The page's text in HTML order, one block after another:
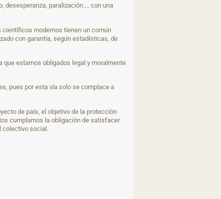
desesperanza, paralización…, con una
científicos modernos tienen un común
con garantía, según estadísticas, de
que estamos obligados legal y moralmente
pues por esta vía solo se complace a
de país, el objetivo de la protección
cumplamos la obligación de satisfacer
colectivo social.